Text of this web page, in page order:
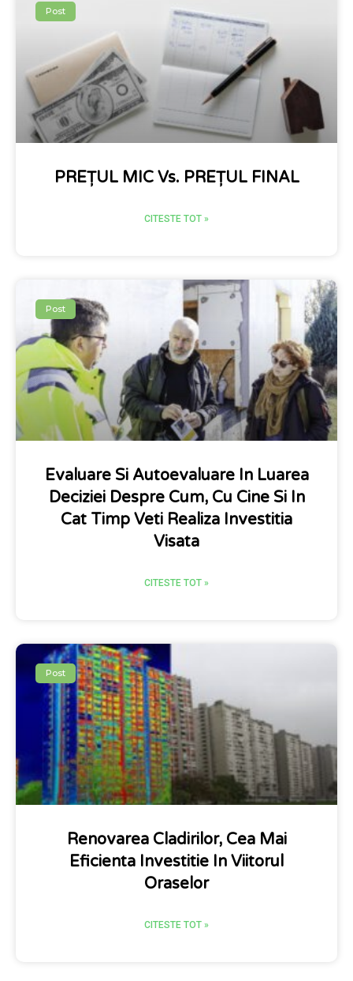
Post
PREȚUL MIC Vs. PREȚUL FINAL
CITESTE TOT »
Post
Evaluare Si Autoevaluare In Luarea
Deciziei Despre Cum, Cu Cine Si In
Cat Timp Veti Realiza Investitia
Visata
CITESTE TOT »
Post
Renovarea Cladirilor, Cea Mai
Eficienta Investitie In Viitorul
Oraselor
CITESTE TOT »